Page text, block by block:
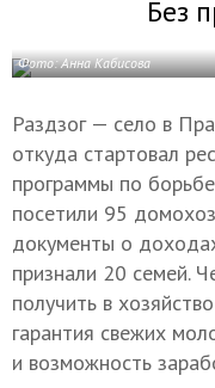
Без
Фото: Анна Кабисова
Раздзог — село в
откуда стартовал
программы по
посетили 95
документы о
признали 20 семей.
получить в
гарантия свежих
и возможность